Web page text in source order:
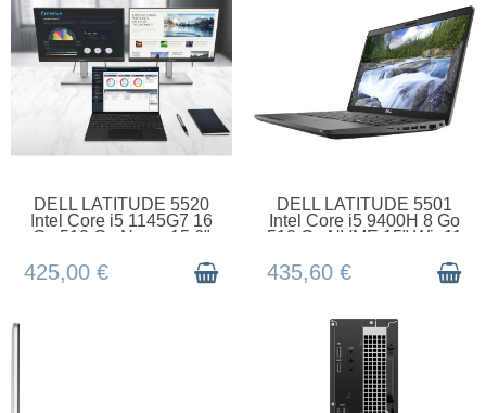
EN STOCK
DELL LATITUDE 5520
Intel Core i5 1145G7 16
Go 512 Go Nvme 15.6"
425,00 €
EN STOCK
DELL LATITUDE 5501
Intel Core i5 9400H 8 Go
512 Go NVME 15" Win11
435,60 €